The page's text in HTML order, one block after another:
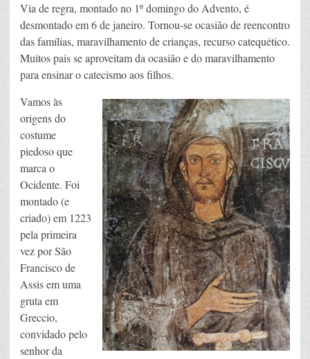
Via de regra, montado no 1º domingo do Advento, é
desmontado em 6 de janeiro. Tornou-se ocasião de reencontro
das famílias, maravilhamento de crianças, recurso catequético.
Muitos pais se aproveitam da ocasião e do maravilhamento
para ensinar o catecismo aos filhos.
Vamos às
origens do
costume
piedoso que
marca o
Ocidente. Foi
montado (e
criado) em 1223
pela primeira
vez por São
Francisco de
Assis em uma
gruta em
Greccio,
convidado pelo
senhor da